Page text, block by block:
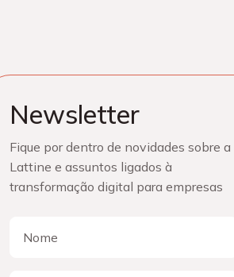
Newsletter
Fique por dentro de novidades sobre a
Lattine e assuntos ligados à
transformação digital para empresas